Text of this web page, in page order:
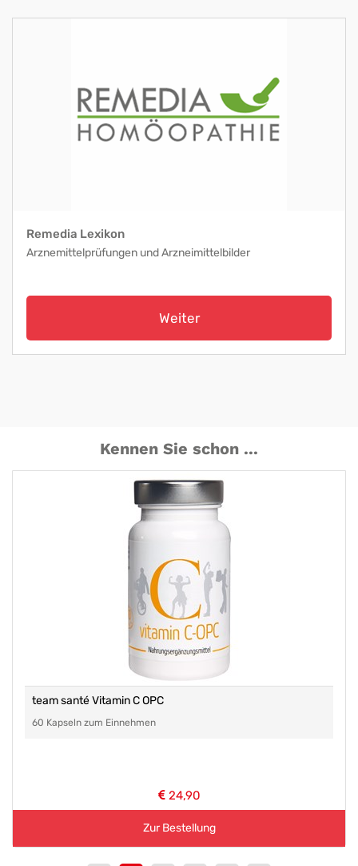
Remedia Lexikon
Arznemittelprüfungen und Arzneimittelbilder
Weiter
Kennen Sie schon ...
team santé Vitamin C OPC
60 Kapseln zum Einnehmen
24,90
Zur Bestellung